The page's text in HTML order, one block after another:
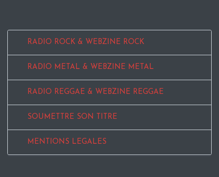
RADIO ROCK & WEBZINE ROCK
RADIO METAL & WEBZINE METAL
RADIO REGGAE & WEBZINE REGGAE
SOUMETTRE SON TITRE
MENTIONS LEGALES